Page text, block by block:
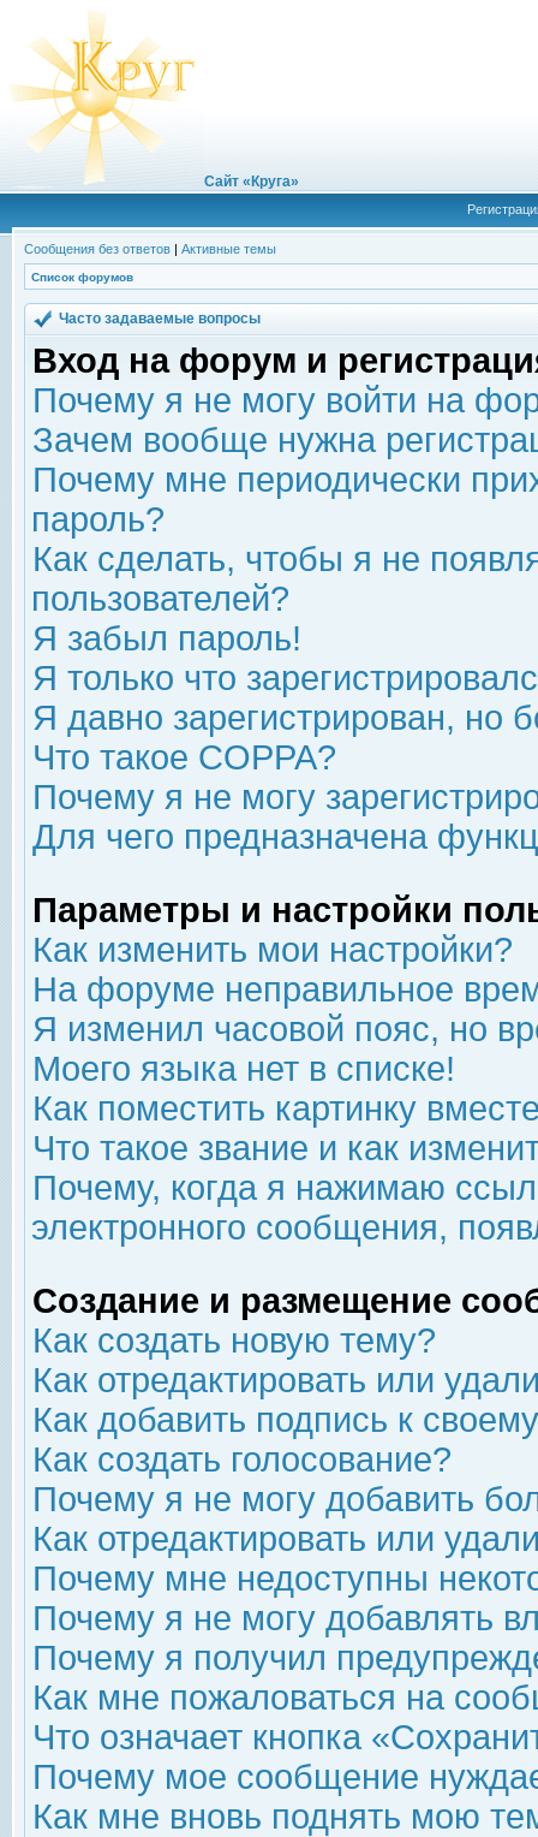
Сайт «Круга»
Сообщения без ответов | Активные темы
Список форумов
Часто задаваемые вопросы
Вход на форум и
Почему я не могу войти на
Зачем вообще нужна
Почему мне периодически
пароль?
Как сделать, чтобы я не
пользователей?
Я забыл пароль!
Я только что
Я давно зарегистрирован, но
Что такое COPPA?
Почему я не могу
Для чего предназначена
Параметры и настройки
Как изменить мои настройки?
На форуме неправильное
Я изменил часовой пояс, но
Моего языка нет в списке!
Как поместить картинку
Что такое звание и как
Почему, когда я нажимаю
электронного сообщения,
Создание и размещение
Как создать новую тему?
Как отредактировать или
Как добавить подпись к
Как создать голосование?
Почему я не могу добавить
Как отредактировать или
Почему мне недоступны
Почему я не могу добавлять
Почему я получил
Как мне пожаловаться на
Что означает кнопка
Почему мое сообщение
Как мне вновь поднять мою